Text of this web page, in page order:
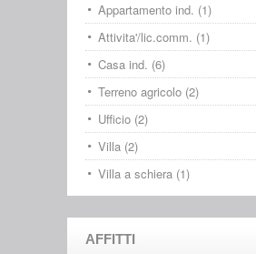
Appartamento ind. (1)
Attivita'/lic.comm. (1)
Casa ind. (6)
Terreno agricolo (2)
Ufficio (2)
Villa (2)
Villa a schiera (1)
AFFITTI